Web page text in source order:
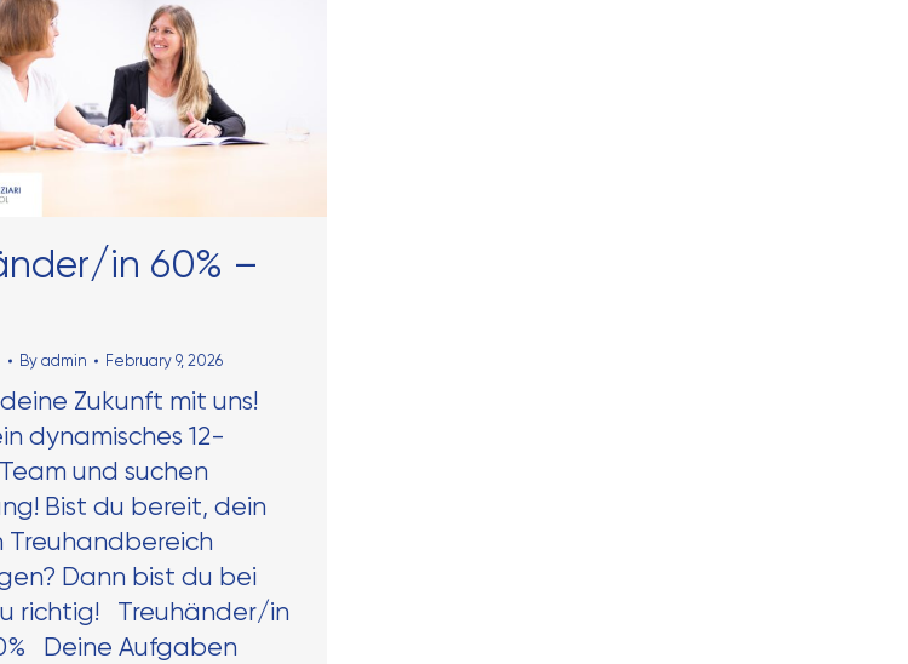
in 60% –
By admin February 9, 2026
Zukunft mit uns!
dynamisches 12-
und suchen
Bist du bereit, dein
Treuhandbereich
Dann bist du bei
richtig! Treuhänder/in
Deine Aufgaben